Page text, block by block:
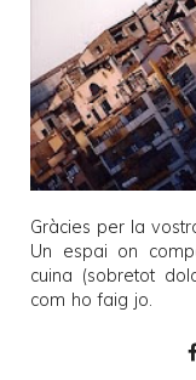
Gràcies per la
Un espai on
cuina (sobretot
com ho faig jo.